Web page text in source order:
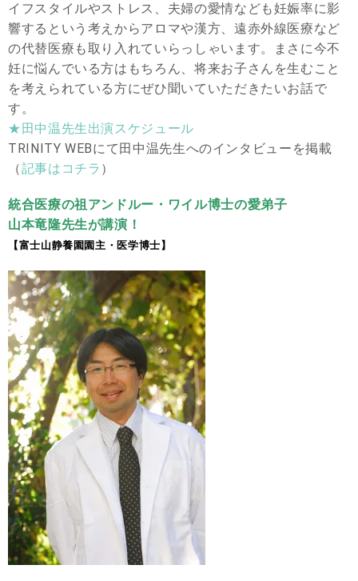
イフスタイルやストレス、夫婦の愛情なども妊娠率に影
響するという考えからアロマや漢方、遠赤外線医療など
の代替医療も取り入れていらっしゃいます。まさに今不
妊に悩んでいる方はもちろん、将来お子さんを生むこと
を考えられている方にぜひ聞いていただきたいお話で
す。
★田中温先生出演スケジュール
TRINITY WEBにて田中温先生へのインタビューを掲載
（記事はコチラ ）
統合医療の祖アンドルー・ワイル博士の愛弟子
山本竜隆先生が講演！
【富士山静養園園主・医学博士】